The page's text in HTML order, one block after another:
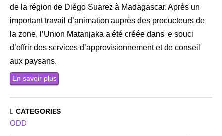
de la région de Diégo Suarez à Madagascar. Après un
important travail d’animation auprès des producteurs de
la zone, l’Union Matanjaka a été créée dans le souci
d’offrir des services d’approvisionnement et de conseil
aux paysans.
En savoir plus
CATEGORIES
ODD